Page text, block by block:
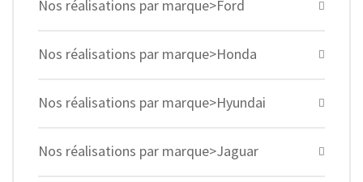
Nos réalisations par marque>Ford
Nos réalisations par marque>Honda
Nos réalisations par marque>Hyundai
Nos réalisations par marque>Jaguar